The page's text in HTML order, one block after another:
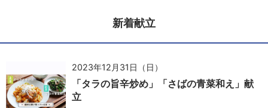
新着献立
2023年12月31日（日）
「タラの旨辛炒め」「さばの青菜和え」献
立